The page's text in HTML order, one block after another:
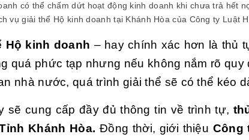
có thể chấm dứt hoạt động kinh doanh khi chưa trả hết
vụ giải thể Hộ kinh doanh tại Khánh Hòa của Công ty Luật
Hộ kinh doanh – hay chính xác hơn là thủ
quá phức tạp nhưng nếu không nắm rõ
nhà nước, quá trình giải thể sẽ có thể kéo
sẽ cung cấp đầy đủ thông tin về trình tự,
Khánh Hòa. Đồng thời, giới thiệu Công